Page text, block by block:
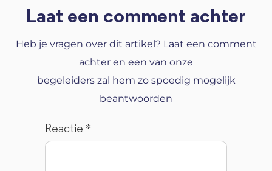
Laat een comment achter
Heb je vragen over dit artikel? Laat een comment
achter en een van onze
begeleiders zal hem zo spoedig mogelijk
beantwoorden
Reactie*